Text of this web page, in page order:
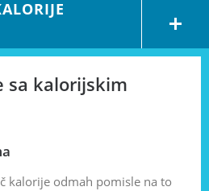
sa kalorijskim
kalorije odmah pomisle na to